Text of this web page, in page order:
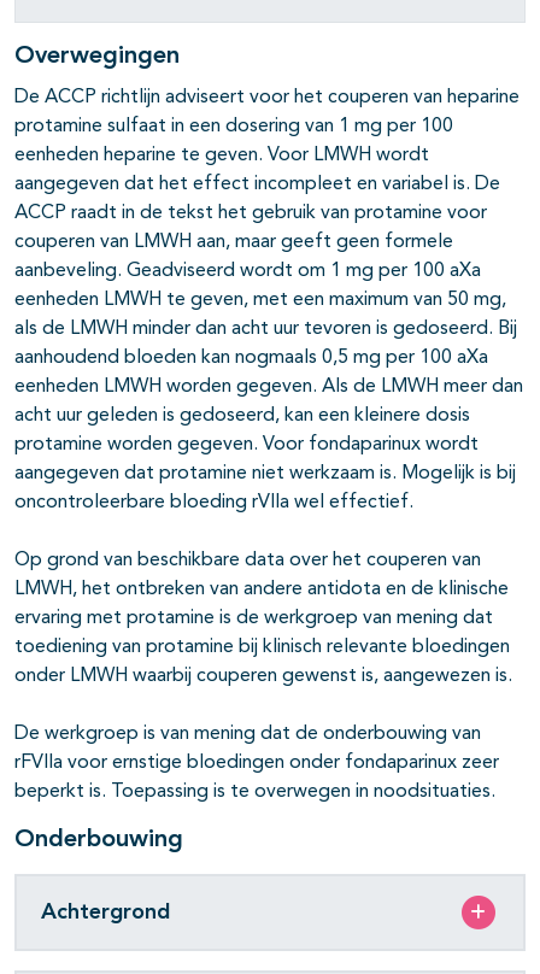
Overwegingen
De ACCP richtlijn adviseert voor het couperen van heparine
protamine sulfaat in een dosering van 1 mg per 100
eenheden heparine te geven. Voor LMWH wordt
aangegeven dat het effect incompleet en variabel is. De
ACCP raadt in de tekst het gebruik van protamine voor
couperen van LMWH aan, maar geeft geen formele
aanbeveling. Geadviseerd wordt om 1 mg per 100 aXa
eenheden LMWH te geven, met een maximum van 50 mg,
als de LMWH minder dan acht uur tevoren is gedoseerd. Bij
aanhoudend bloeden kan nogmaals 0,5 mg per 100 aXa
eenheden LMWH worden gegeven. Als de LMWH meer dan
acht uur geleden is gedoseerd, kan een kleinere dosis
protamine worden gegeven. Voor fondaparinux wordt
aangegeven dat protamine niet werkzaam is. Mogelijk is bij
oncontroleerbare bloeding rVIIa wel effectief.
Op grond van beschikbare data over het couperen van
LMWH, het ontbreken van andere antidota en de klinische
ervaring met protamine is de werkgroep van mening dat
toediening van protamine bij klinisch relevante bloedingen
onder LMWH waarbij couperen gewenst is, aangewezen is.
De werkgroep is van mening dat de onderbouwing van
rFVIIa voor ernstige bloedingen onder fondaparinux zeer
beperkt is. Toepassing is te overwegen in noodsituaties.
Onderbouwing
Achtergrond